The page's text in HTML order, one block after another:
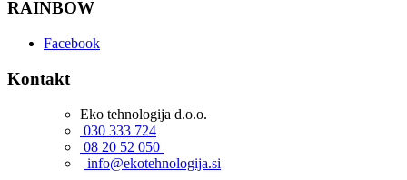
RAINBOW
Facebook
Kontakt
Eko tehnologija d.o.o.
030 333 724
08 20 52 050
info@ekotehnologija.si